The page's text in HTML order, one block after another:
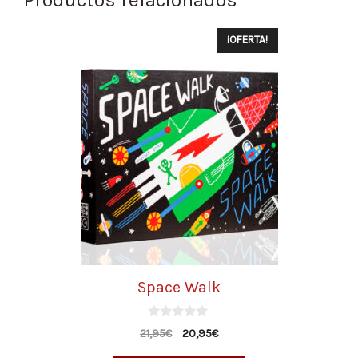
¡OFERTA!
Space Walk
0
d
21,95€ 20,95€